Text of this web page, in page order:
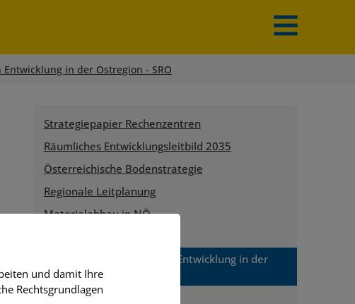
und damit Ihre
Rechtsgrundlagen
in der Ostregion - SRO
Strategiepapier Rechenzentren
Räumliches Entwicklungsleitbild 2035
Österreichische Bodenstrategie
Regionale Leitplanung
Materialabbau in NÖ
Strategien zur räumlichen Entwicklung in der
Ostregion - SRO
SRO I - Stadtregion+